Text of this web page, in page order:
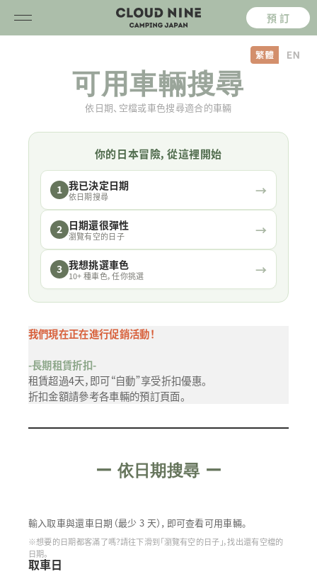
預 訂
可用車輛搜尋
依日期、空檔或車色搜尋適合的車輛
你的日本冒險，從這裡開始
1 我已決定日期
依日期搜尋 →
2 日期還很彈性
瀏覽有空的日子 →
3 我想挑選車色
10+ 種車色，任你挑選 →
我們現在正在進行促銷活動！
-長期租賃折扣-
租賃超過4天，即可“自動”享受折扣優惠。
折扣金額請參考各車輛的預訂頁面。
ー 依日期搜尋 ー
輸入取車與還車日期（最少 3 天），即可查看可用車輛。
※想要的日期都客滿了嗎？請往下滑到「瀏覽有空的日子」，找出還有空檔的
日期。
取車日